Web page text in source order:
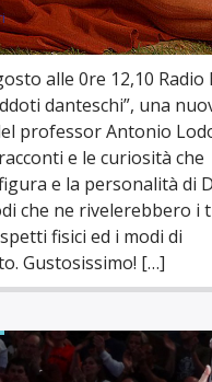
alle 0re 12,10 Radio
danteschi”, una
professor Antonio
e le curiosità che
e la personalità di
che ne rivelerebbero i
fisici ed i modi di
Gustosissimo! […]